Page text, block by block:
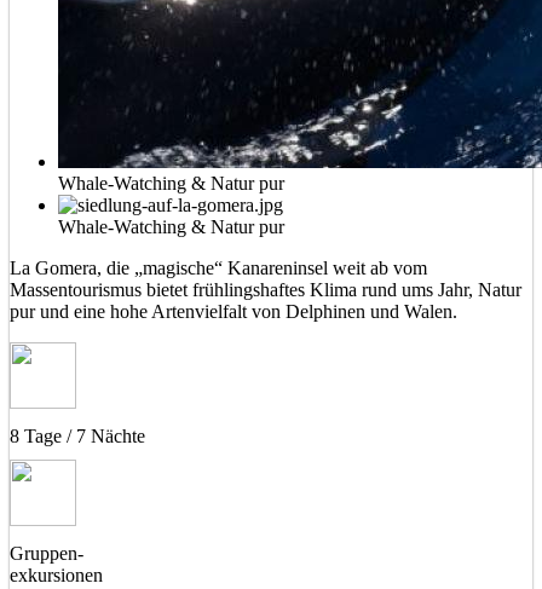
Whale-Watching & Natur pur
Whale-Watching & Natur pur
La Gomera, die „magische“ Kanareninsel weit ab vom
Massentourismus bietet frühlingshaftes Klima rund ums Jahr, Natur
pur und eine hohe Artenvielfalt von Delphinen und Walen.
8 Tage / 7 Nächte
Gruppen-
exkursionen